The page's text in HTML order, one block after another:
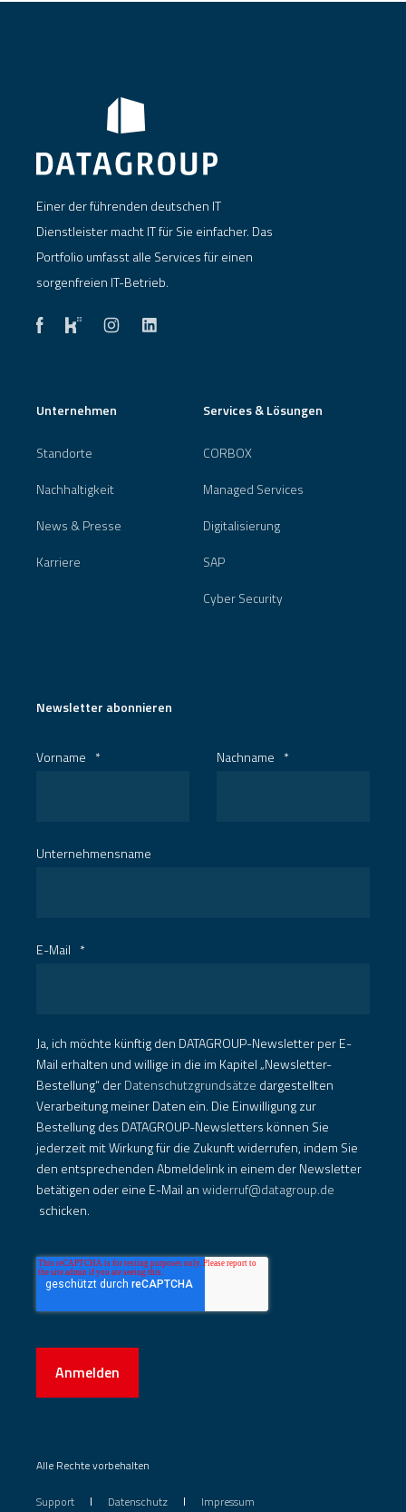
Einer der führenden deutschen IT
Dienstleister macht IT für Sie einfacher. Das
Portfolio umfasst alle Services für einen
sorgenfreien IT-Betrieb.
Unternehmen
Standorte
Nachhaltigkeit
News & Presse
Karriere
Services & Lösungen
CORBOX
Managed Services
Digitalisierung
SAP
Cyber Security
Newsletter abonnieren
Vorname * Nachname *
Unternehmensname
E-Mail *
Ja, ich möchte künftig den DATAGROUP-Newsletter per E-
Mail erhalten und willige in die im Kapitel „Newsletter-
Bestellung“ derDatenschutzgrundsätze dargestellten
Verarbeitung meiner Daten ein. Die Einwilligung zur
Bestellung des DATAGROUP-Newsletters können Sie
jederzeit mit Wirkung für die Zukunft widerrufen, indem Sie
den entsprechenden Abmeldelink in einem der Newsletter
betätigen oder eine E-Mail anwiderruf@datagroup.de
schicken.
Anmelden
Alle Rechte vorbehalten
Support Datenschutz Impressum